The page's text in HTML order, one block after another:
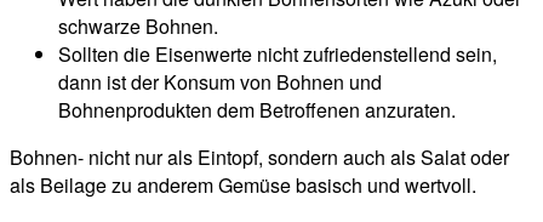
schwarze Bohnen.
Sollten die Eisenwerte nicht zufriedenstellend sein,
dann ist der Konsum von Bohnen und
Bohnenprodukten dem Betroffenen anzuraten.
Bohnen- nicht nur als Eintopf, sondern auch als Salat oder
als Beilage zu anderem Gemüse basisch und wertvoll.